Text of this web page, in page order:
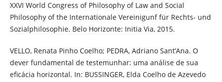
XXVI World Congress of Philosophy of Law and Social
Philosophy of the Internationale Vereinigunf für Rechts- und
Sozialphilosophie. Belo Horizonte: Initia Via, 2015.
VELLO, Renata Pinho Coelho; PEDRA, Adriano Sant’Ana. O
dever fundamental de testemunhar: uma análise de sua
eficácia horizontal. In: BUSSINGER, Elda Coelho de Azevedo